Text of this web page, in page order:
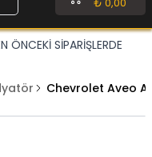
ÖNCEKİ SİPARİŞLERDE
Chevrolet Aveo